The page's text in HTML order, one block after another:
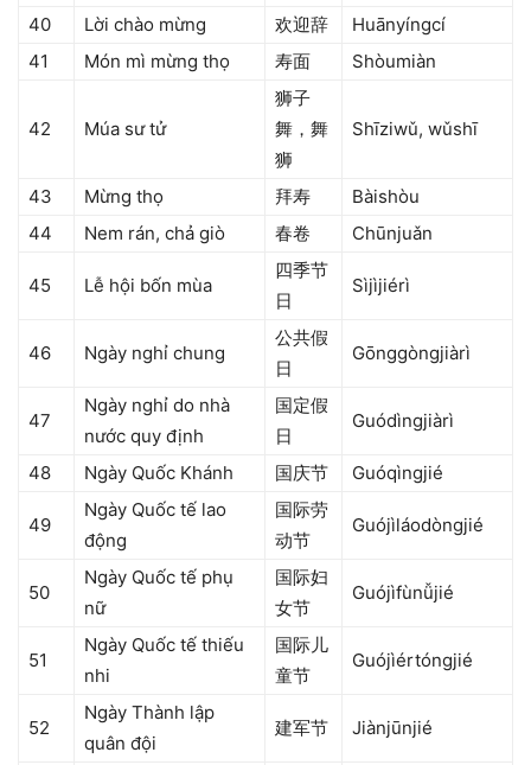
40 Lời chào mừng 欢迎辞
Huānyíngcí
41
Món mì mừng thọ 寿面 Shòumiàn
42 Múa sư tử
狮子
舞，舞
狮
Shīziwǔ, wǔshī
43 Mừng thọ 拜寿
Bàishòu
44
Nem rán, chả giò 春卷 Chūnjuǎn
45 Lễ hội bốn mùa
四季节
日
Sìjìjiérì
46 Ngày nghỉ chung
公共假
日
Gōnggòngjiàrì
47
Ngày nghỉ do nhà
nước quy định
国定假
日
Guódìngjiàrì
48 Ngày Quốc Khánh 国庆节 Guóqìngjié
49
Ngày Quốc tế lao
động
国际劳
动节
Guójìláodòngjié
50
Ngày Quốc tế phụ
nữ
国际妇
女节
Guójìfùnǚjié
51
Ngày Quốc tế thiếu
nhi
国际儿
童节
Guójìértóngjié
52
Ngày Thành lập
quân đội
建军节 Jiànjūnjié